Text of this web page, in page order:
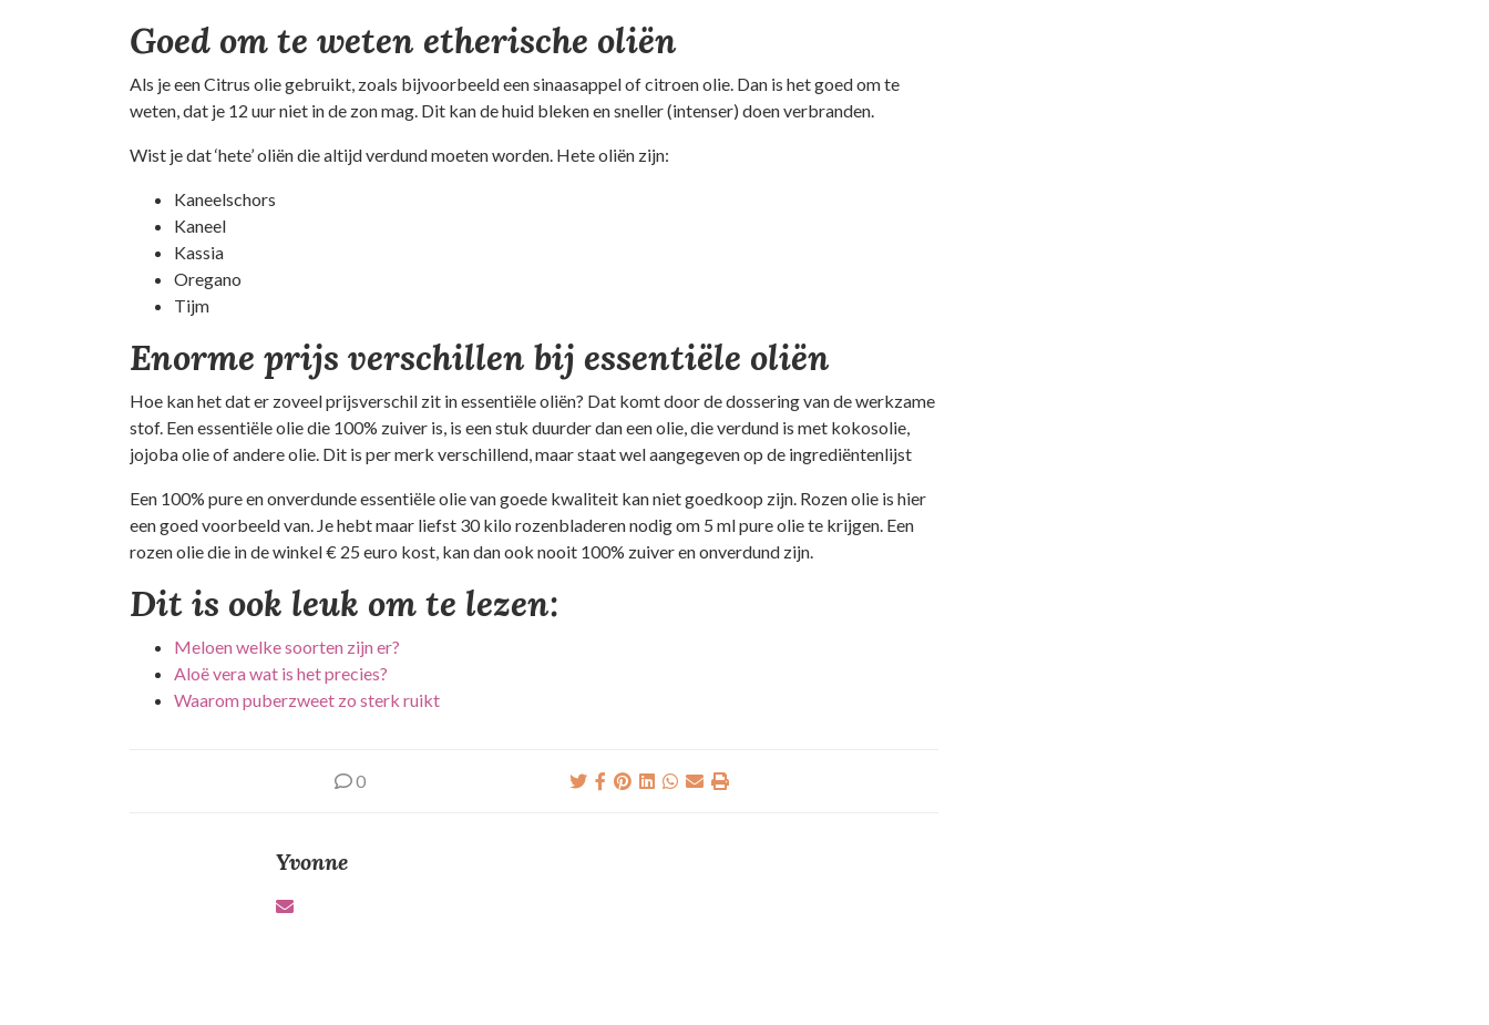
Goed om te weten etherische oliën
Als je een Citrus olie gebruikt, zoals bijvoorbeeld een sinaasappel of citroen olie. Dan is het goed om te
weten, dat je 12 uur niet in de zon mag. Dit kan de huid bleken en sneller (intenser) doen verbranden.
Wist je dat ‘hete’ oliën die altijd verdund moeten worden. Hete oliën zijn:
Kaneelschors
Kaneel
Kassia
Oregano
Tijm
Enorme prijs verschillen bij essentiële oliën
Hoe kan het dat er zoveel prijsverschil zit in essentiële oliën? Dat komt door de dossering van de werkzame
stof. Een essentiële olie die 100% zuiver is, is een stuk duurder dan een olie, die verdund is met kokosolie,
jojoba olie of andere olie. Dit is per merk verschillend, maar staat wel aangegeven op de ingrediëntenlijst
Een 100% pure en onverdunde essentiële olie van goede kwaliteit kan niet goedkoop zijn. Rozen olie is hier
een goed voorbeeld van. Je hebt maar liefst 30 kilo rozenbladeren nodig om 5 ml pure olie te krijgen. Een
rozen olie die in de winkel € 25 euro kost, kan dan ook nooit 100% zuiver en onverdund zijn.
Dit is ook leuk om te lezen:
Meloen welke soorten zijn er?
Aloë vera wat is het precies?
Waarom puberzweet zo sterk ruikt
0
Yvonne